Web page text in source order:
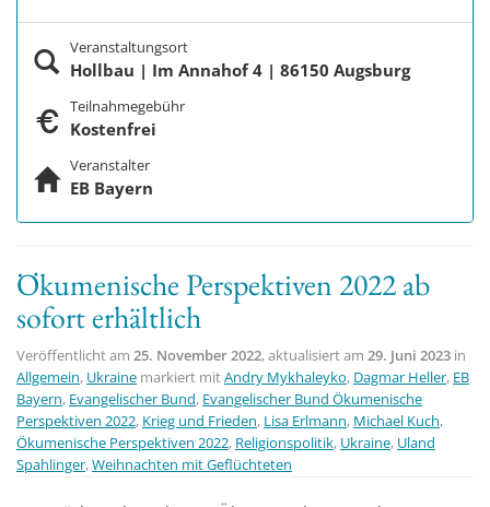
Veranstaltungsort
Hollbau | Im Annahof 4 | 86150 Augsburg
Teilnahmegebühr
Kostenfrei
Veranstalter
EB Bayern
Ökumenische Perspektiven 2022 ab
sofort erhältlich
Veröffentlicht am 25. November 2022, aktualisiert am 29. Juni 2023 in
Allgemein, Ukraine markiert mitAndry Mykhaleyko, Dagmar Heller, EB
Bayern, Evangelischer Bund, Evangelischer Bund Ökumenische
Perspektiven 2022, Krieg und Frieden, Lisa Erlmann, Michael Kuch,
Ökumenische Perspektiven 2022, Religionspolitik, Ukraine, Uland
Spahlinger,Weihnachten mit Geflüchteten